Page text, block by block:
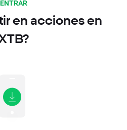
ENTRAR
en acciones en